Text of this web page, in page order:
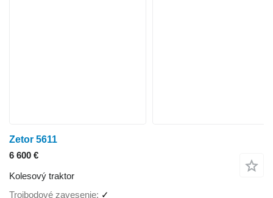
Zetor 5611
6 600 €
Kolesový traktor
Trojbodové zavesenie ✓